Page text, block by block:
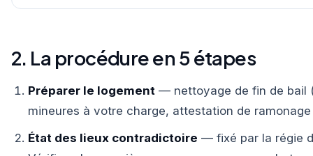
2. La procédure en 5 étapes
Préparer le logement — nettoyage de fin de bail
mineures à votre charge, attestation de
État des lieux contradictoire — fixé par la régie